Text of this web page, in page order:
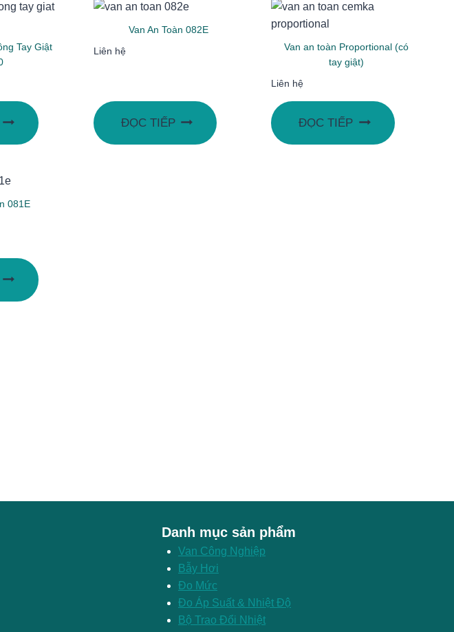
Tay Giật
Van An Toàn 082E
Liên hệ
ĐỌC TIẾP
Van an toàn Proportional (có
tay giật)
Liên hệ
ĐỌC TIẾP
081E
Danh mục sản phẩm
Van Công Nghiệp
Bẫy Hơi
Đo Mức
Đo Áp Suất & Nhiệt Độ
Bộ Trao Đổi Nhiệt